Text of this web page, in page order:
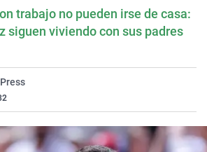
País Vasco
trabajo no pueden irse de casa:
siguen viviendo con sus padres